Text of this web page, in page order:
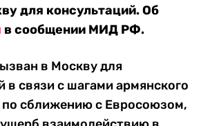
для консультаций. Об
в сообщении МИД РФ.
в Москву для
в связи с шагами армянского
по сближению с Евросоюзом,